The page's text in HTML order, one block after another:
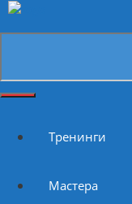
Тренинги
Мастера